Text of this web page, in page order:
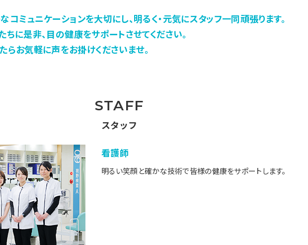
ミュニケーションを大切にし、明るく・元気にスタッフ一同頑張ります。
に是非、目の健康をサポートさせてください。
お気軽に声をお掛けくださいませ。
STAFF
スタッフ
看護師
明るい笑顔と確かな技術で皆様の健康をサポートします。